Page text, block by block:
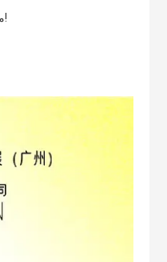
قم بمسح رمز QR مجاناً، سجل الآن!